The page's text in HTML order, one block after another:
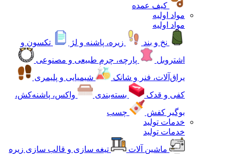
کیف عمده
مواد اولیه
مواد اولیه
نخ و بند
زیره، پاشنه و لژ
تکسون و
اشتروبل
پارچه، چرم طبیعی و مصنوعی
یراق‌آلات، فنر و شانک
شیمیایی و پلیمری
کفی و قدک
بسته‌بندی
واکس، پاشنه‌کش،
بوگیر کفش
چسب
خدمات تولید
خدمات تولید
ماشین آلات
تیغه سازی و قالب سازی زیره